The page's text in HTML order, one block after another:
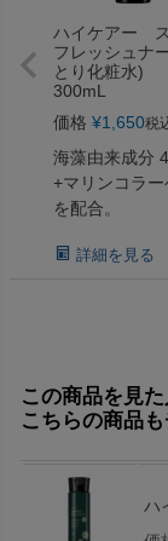
ハイケアー
フレッシュナ
とり化粧水)
300mL
価格 ¥1,650税
海藻由来成分
+マリンコラー
を配合。
詳細を見る
この商品を見た
こちらの商品
ハ